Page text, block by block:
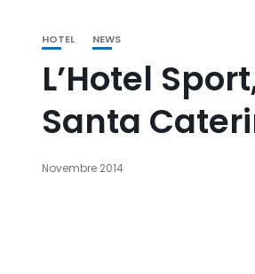
HOTEL NEWS
L’Hotel
Santa
Novembre 2014